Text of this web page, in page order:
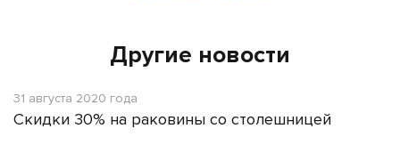
Другие новости
31 августа 2020 года
Скидки 30% на раковины со столешницей